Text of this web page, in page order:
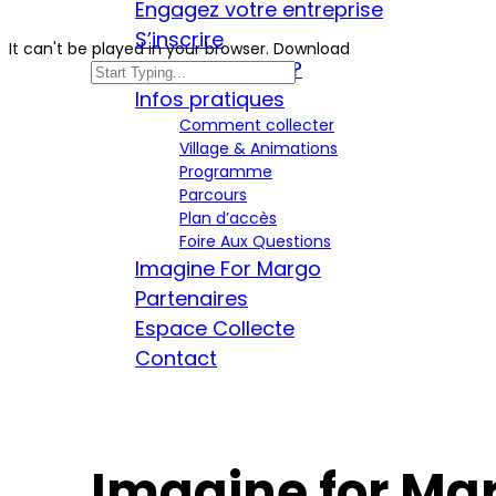
Engagez votre entreprise
S’inscrire
Pourquoi courir ?
Infos pratiques
Comment collecter
Village & Animations
Programme
Parcours
Plan d’accès
Foire Aux Questions
Imagine For Margo
Partenaires
Espace Collecte
Contact
It can't be played in your browser. Download